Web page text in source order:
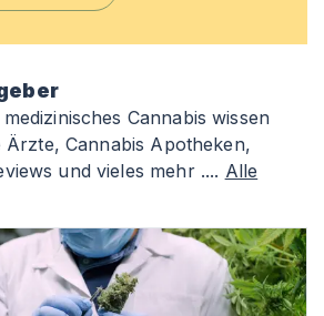
Cannabis wissen
Cannabis Apotheken,
und vieles mehr .... Alle